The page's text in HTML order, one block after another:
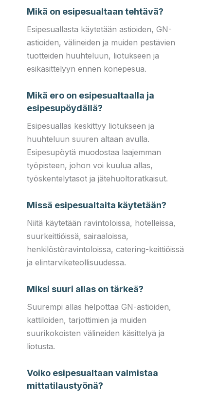
Mikä on esipesualtaan tehtävä?
Esipesuallasta käytetään astioiden, GN-
astioiden, välineiden ja muiden pestävien
tuotteiden huuhteluun, liotukseen ja
esikäsittelyyn ennen konepesua.
Mikä ero on esipesualtaalla ja
esipesupöydällä?
Esipesuallas keskittyy liotukseen ja
huuhteluun suuren altaan avulla.
Esipesupöytä muodostaa laajemman
työpisteen, johon voi kuulua allas,
työskentelytasot ja jätehuoltoratkaisut.
Missä esipesualtaita käytetään?
Niitä käytetään ravintoloissa, hotelleissa,
suurkeittiöissä, sairaaloissa,
henkilöstöravintoloissa, catering-keittiöissä
ja elintarviketeollisuudessa.
Miksi suuri allas on tärkeä?
Suurempi allas helpottaa GN-astioiden,
kattiloiden, tarjottimien ja muiden
suurikokoisten välineiden käsittelyä ja
liotusta.
Voiko esipesualtaan valmistaa
mittatilaustyönä?